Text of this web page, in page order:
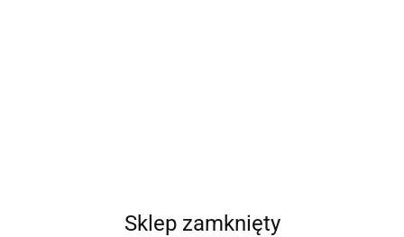
Sklep zamknięty